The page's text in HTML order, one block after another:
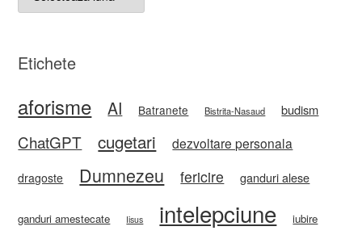
Etichete
aforisme AI Batranete Bistrita-Nasaud budism
ChatGPT cugetari dezvoltare personala
dragoste Dumnezeu fericire ganduri alese
ganduri amestecate Iisus intelepciune iubire